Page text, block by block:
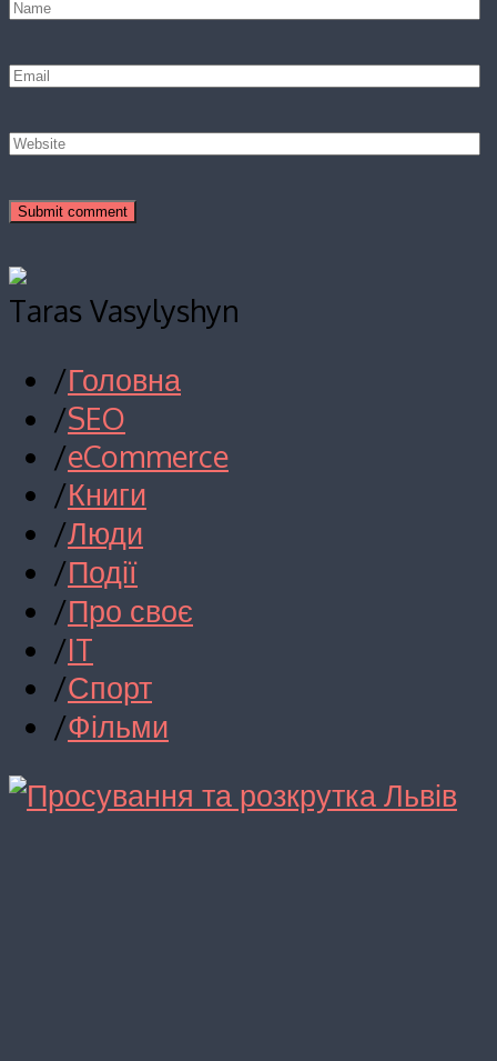
Taras Vasylyshyn
/Головна
/SEO
/eCommerce
/Книги
/Люди
/Події
/Про своє
/IT
/Спорт
/Фільми